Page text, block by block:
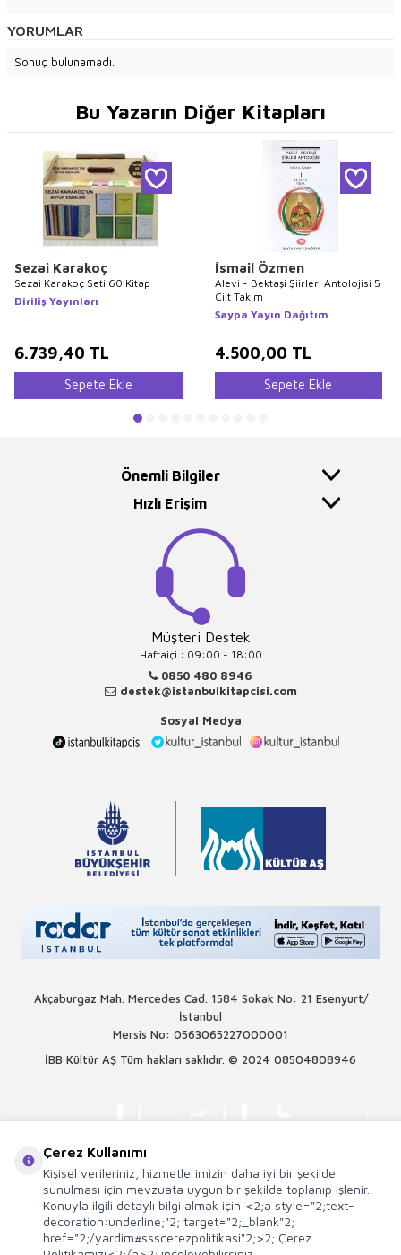
YORUMLAR
Sonuç bulunamadı.
Bu Yazarın Diğer Kitapları
Sezai Karakoç
Sezai Karakoç Seti 60 Kitap
Diriliş Yayınları
6.739,40 TL
Sepete Ekle
İsmail Özmen
Alevi - Bektaşi Şiirleri Antolojisi 5
Cilt Takım
Saypa Yayın Dağıtım
4.500,00 TL
Sepete Ekle
Önemli Bilgiler
Hızlı Erişim
Müşteri Destek
Haftaiçi : 09:00 - 18:00
0850 480 8946
destek@istanbulkitapcisi.com
Sosyal Medya
Akçaburgaz Mah. Mercedes Cad. 1584 Sokak No: 21 Esenyurt/
İstanbul
Mersis No: 0563065227000001
İBB Kültür AŞ Tüm hakları saklıdır. © 2024 08504808946
Çerez Kullanımı
Kişisel verileriniz, hizmetlerimizin daha iyi bir şekilde
sunulması için mevzuata uygun bir şekilde toplanıp işlenir.
Konuyla ilgili detaylı bilgi almak için <2;a style="2;text-
decoration:underline;"2; target="2;_blank"2;
href="2;/yardim#ssscerezpolitikasi"2;>2; Çerez